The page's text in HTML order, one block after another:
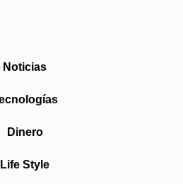
Noticias
Dinero
Life Style